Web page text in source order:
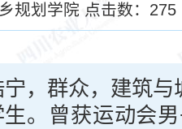
乡规划学院 点击数： 275
宁，群众，建筑与
。曾获运动会